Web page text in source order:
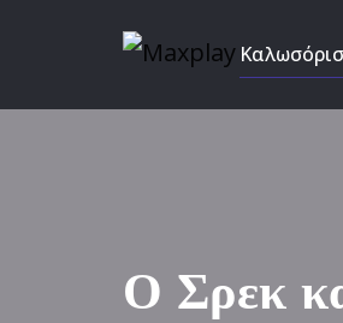
Ο Σρεκ